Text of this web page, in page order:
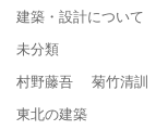
建築・設計について
未分類
村野藤吾 菊竹清
東北の建築